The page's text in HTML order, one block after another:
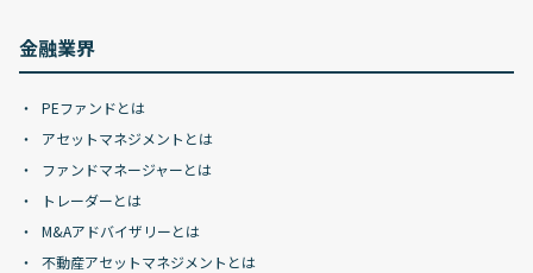
金融業界
PEファンドとは
アセットマネジメントとは
ファンドマネージャーとは
トレーダーとは
M&Aアドバイザリーとは
不動産アセットマネジメントとは